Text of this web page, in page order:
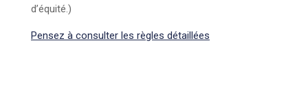
d’équité.)
Pensez à consulter les règles détaillées